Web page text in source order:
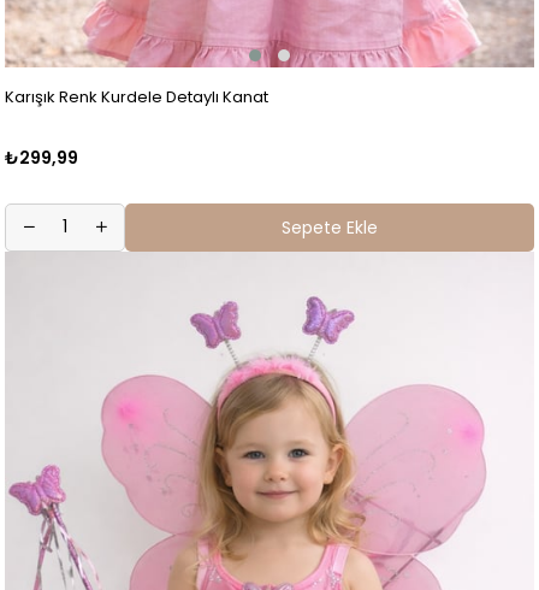
Karışık Renk Kurdele Detaylı Kanat
₺299,99
Sepete Ekle